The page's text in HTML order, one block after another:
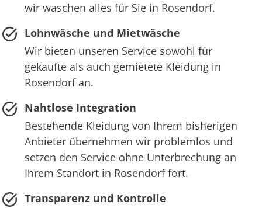
wir waschen alles für Sie in Rosendorf.
Lohnwäsche und Mietwäsche
Wir bieten unseren Service sowohl für
gekaufte als auch gemietete Kleidung in
Rosendorf an.
Nahtlose Integration
Bestehende Kleidung von Ihrem bisherigen
Anbieter übernehmen wir problemlos und
setzen den Service ohne Unterbrechung an
Ihrem Standort in Rosendorf fort.
Transparenz und Kontrolle